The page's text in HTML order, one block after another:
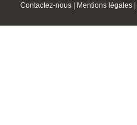
Contactez-nous | Mentions légales |